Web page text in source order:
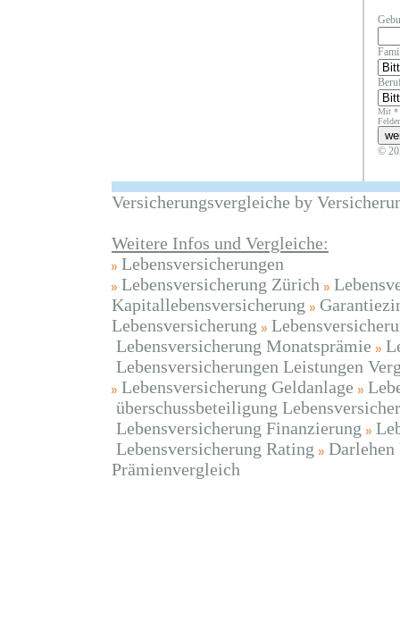
Mit *
©
Versicherungsvergleiche by
Weitere Infos und Vergleiche:
Lebensversicherungen
Lebensversicherung Zürich
Kapitallebensversicherung
Lebensversicherung
Lebensversicherung Monatsprämie
Lebensversicherungen Leistungen
Lebensversicherung Geldanlage
überschussbeteiligung
Lebensversicherung Finanzierung
Lebensversicherung Rating
Darlehen
Prämienvergleich